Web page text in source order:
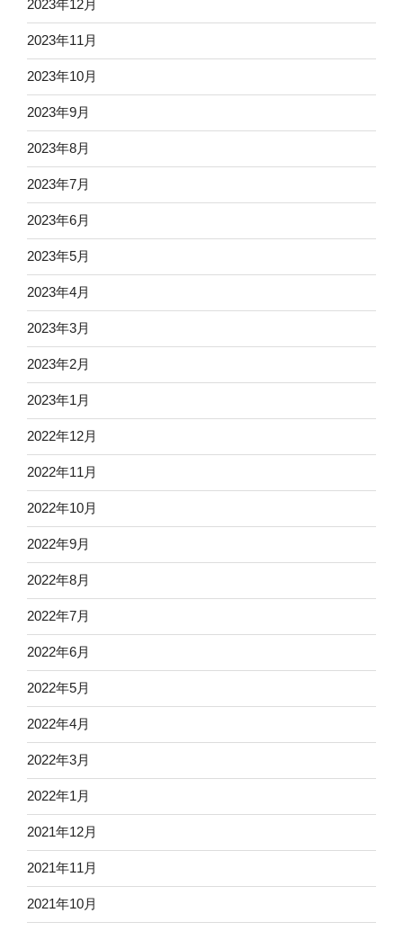
2023年12月
2023年11月
2023年10月
2023年9月
2023年8月
2023年7月
2023年6月
2023年5月
2023年4月
2023年3月
2023年2月
2023年1月
2022年12月
2022年11月
2022年10月
2022年9月
2022年8月
2022年7月
2022年6月
2022年5月
2022年4月
2022年3月
2022年1月
2021年12月
2021年11月
2021年10月